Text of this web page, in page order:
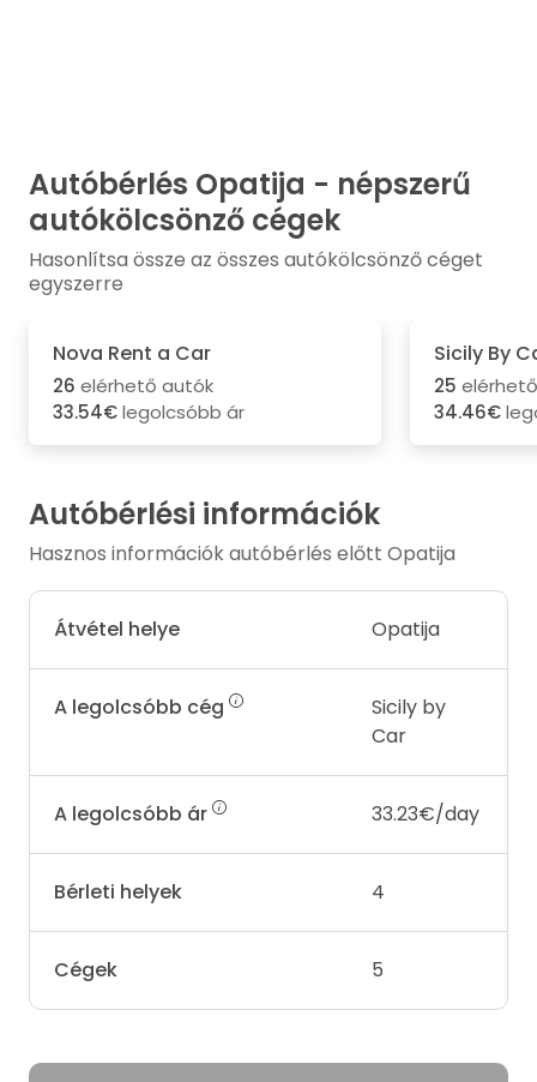
Autóbérlés Opatija - népszerű
autókölcsönző cégek
Hasonlítsa össze az összes autókölcsönző céget
egyszerre
Nova Rent a Car
26 elérhető autók
33.54€legolcsóbb ár
Sicily By
25
34.46€
Autóbérlési információk
Hasznos információk autóbérlés előtt Opatija
Átvétel helye Opatija
A legolcsóbb cég
Sicily by
Car
A legolcsóbb ár 33.23€/day
Bérleti helyek 4
Cégek 5